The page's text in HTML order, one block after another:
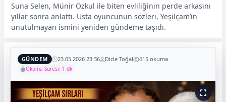
Suna Selen, Münir Özkul ile biten evliliğinin perde arkasını
yıllar sonra anlattı. Usta oyuncunun sözleri, Yeşilçam’ın
unutulmayan ismini yeniden gündeme taşıdı.
GÜNDEM 23.05.2026 23:36 Dicle Toğal 615 okuma
Okuma Süresi: 1 dk